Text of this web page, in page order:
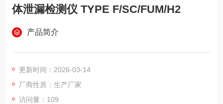
体泄漏检测仪 TYPE F/SC/FUM/H2
产品简介
更新时间：2026-03-14
厂商性质：生产厂家
访问量：109